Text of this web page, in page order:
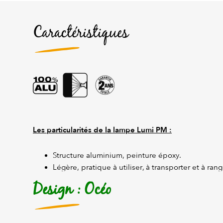
Caractéristiques
Les particularités de la lampe Lumi PM :
Structure aluminium, peinture époxy.
Légère, pratique à utiliser, à transporter et à
Design : Océo